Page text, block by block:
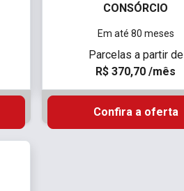
CONSÓRCIO
Em até 80 meses
Parcelas a partir de
R$ 370,70 /mês
Confira a oferta